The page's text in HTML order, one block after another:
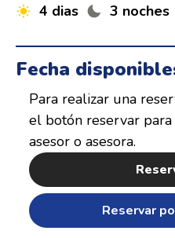
4 dias 3 noches
Fecha
Para realizar una
el botón reservar
asesor o asesora.
Reservar